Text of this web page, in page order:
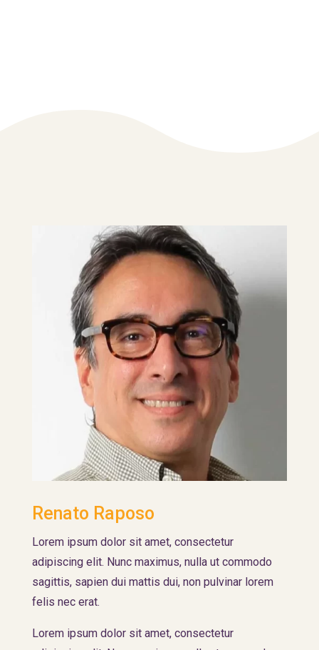
Renato Raposo
Lorem ipsum dolor sit amet, consectetur
adipiscing elit. Nunc maximus, nulla ut commodo
sagittis, sapien dui mattis dui, non pulvinar lorem
felis nec erat.
Lorem ipsum dolor sit amet, consectetur